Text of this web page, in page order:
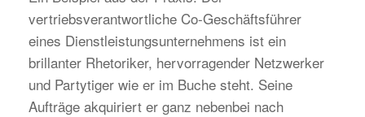
vertriebsverantwortliche Co-Geschäftsführer
eines Dienstleistungsunternehmens ist ein
brillanter Rhetoriker, hervorragender Netzwerker
und Partytiger wie er im Buche steht. Seine
Aufträge akquiriert er ganz nebenbei nach